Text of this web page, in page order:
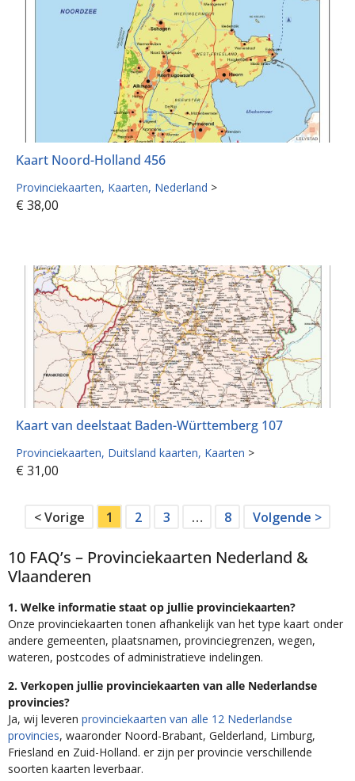
Kaart Noord-Holland 456
Provinciekaarten Kaarten Nederland >
€ 38,00
Kaart van deelstaat Baden-Württemberg 107
Provinciekaarten Duitsland kaarten Kaarten >
€ 31,00
< Vorige 1 2 3 … 8 Volgende >
10 FAQ’s – Provinciekaarten Nederland &
Vlaanderen
1. Welke informatie staat op jullie provinciekaarten?
Onze provinciekaarten tonen afhankelijk van het type kaart onder
andere gemeenten, plaatsnamen, provinciegrenzen, wegen,
wateren, postcodes of administratieve indelingen.
2. Verkopen jullie provinciekaarten van alle Nederlandse
provincies?
Ja, wij leveren provinciekaarten van alle 12 Nederlandse
provincies, waaronder Noord-Brabant, Gelderland, Limburg,
Friesland en Zuid-Holland. er zijn per provincie verschillende
soorten kaarten leverbaar.